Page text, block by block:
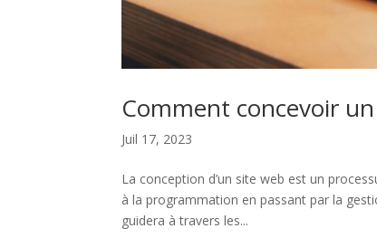
Comment concevoir
Juil 17, 2023
La conception d’un site web est un
à la programmation en passant par la
guidera à travers les...